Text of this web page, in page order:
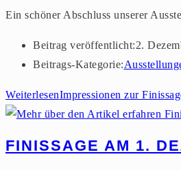
Ein schöner Abschluss unserer
Beitrag veröffentlicht:2.
Beitrags-Kategorie:
WeiterlesenImpressionen zur
FINISSAGE AM 1.